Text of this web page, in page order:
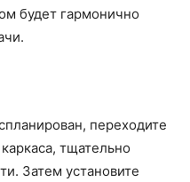
будет гармонично
переходите
тщательно
Затем установите